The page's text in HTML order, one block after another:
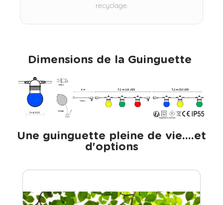
recyclage.
Dimensions de la Guinguette ​
Une guinguette pleine de vie....et
d'options​